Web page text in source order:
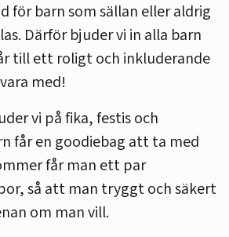
för barn som sällan eller aldrig
Därför bjuder vi in alla barn
till ett roligt och inkluderande
med!
vi på fika, festis och
får en goodiebag att ta med
får man ett par
så att man tryggt och säkert
om man vill.